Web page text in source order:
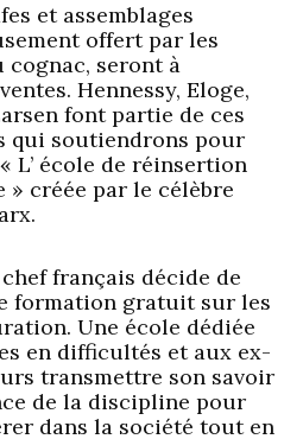
et assemblages
offert par les
cognac, seront à
Hennessy, Eloge,
font partie de ces
qui soutiendrons pour
L’ école de réinsertion
créée par le célèbre
chef français décide de
formation gratuit sur les
Une école dédiée
en difficultés et aux ex-
transmettre son savoir
de la discipline pour
dans la société tout en